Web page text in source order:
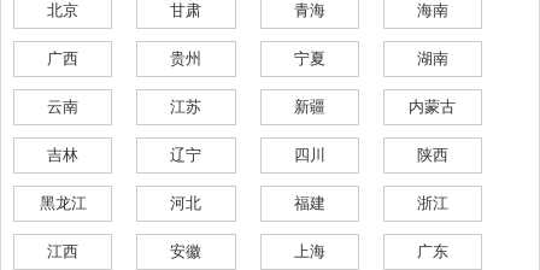
北京 甘肃 青海 海南
广西 贵州 宁夏 湖南
云南 江苏 新疆 内蒙古
吉林 辽宁 四川 陕西
黑龙江 河北 福建 浙江
江西 安徽 上海 广东